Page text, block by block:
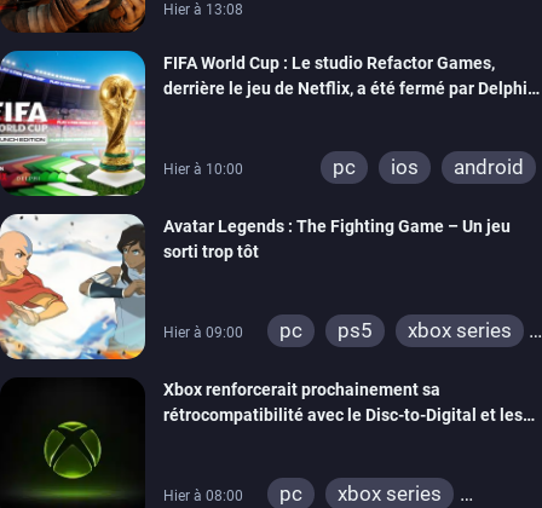
Hier à 13:08
FIFA World Cup : Le studio Refactor Games,
derrière le jeu de Netflix, a été fermé par Delphi
Hier à 10:00 pc ios android
Avatar Legends : The Fighting Game – Un jeu
sorti trop tôt
Hier à 09:00 pc ps5
xbox series
Xbox renforcerait prochainement sa
rétrocompatibilité avec le Disc-to-Digital et les
Hier à 08:00 pc
xbox series